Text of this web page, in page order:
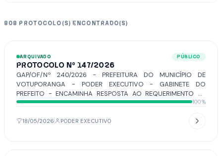
808 PROTOCOLO(S) ENCONTRADO(S)
ARQUIVADO PÚBLICO
PROTOCOLO Nº 147/2026
GAP/OF/Nº 240/2026 - PREFEITURA DO MUNICÍPIO DE
VOTUPORANGA - PODER EXECUTIVO - GABINETE DO
PREFEITO - ENCAMINHA RESPOSTA AO REQUERIMENTO Nº
63/2026, DE AUTORIA DO VEREADOR WALTER JOSÉ DOS
100%
18/05/2026 PODER EXECUTIVO